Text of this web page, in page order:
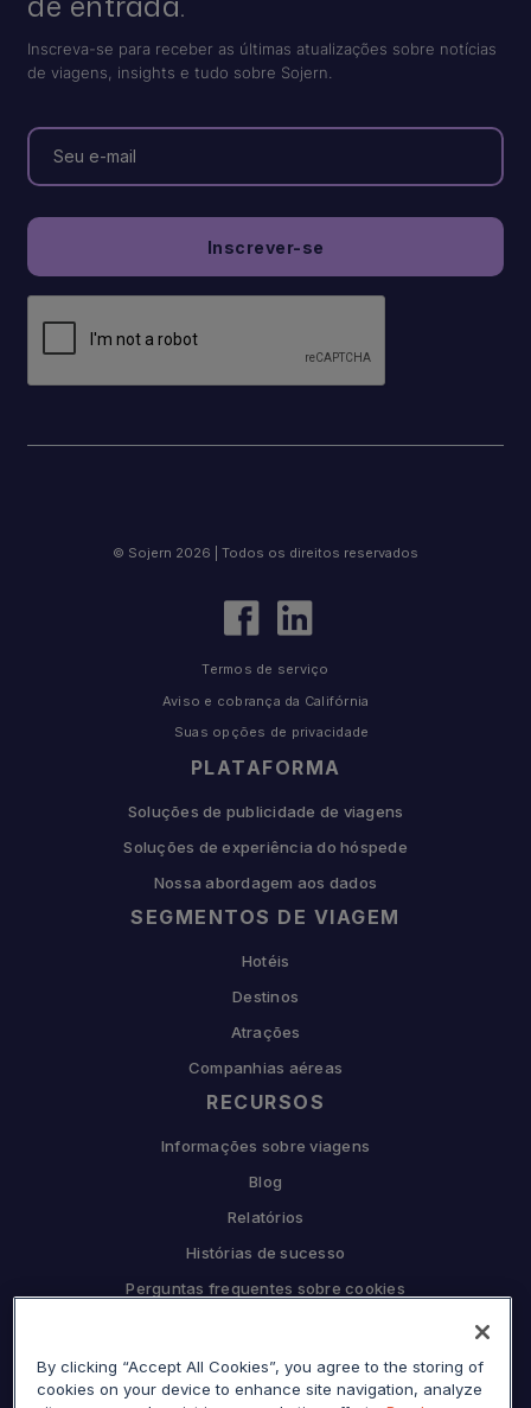
Inscreva-se para receber as últimas atualizações sobre notícias
de viagens, insights e tudo sobre Sojern.
PLATAFORMA
Soluções de publicidade de viagens
Soluções de experiência do hóspede
Nossa abordagem aos dados
SEGMENTOS DE VIAGEM
Hotéis
Destinos
Atrações
Companhias aéreas
RECURSOS
Informações sobre viagens
Blog
Relatórios
Histórias de sucesso
Perguntas frequentes sobre cookies
Por que Sojern
© Sojern 2026 | Todos os direitos reservados
Termos de serviço
Aviso e cobrança da Califórnia
Suas opções de privacidade
By clicking “Accept All Cookies”, you agree to the storing of
cookies on your device to enhance site navigation, analyze